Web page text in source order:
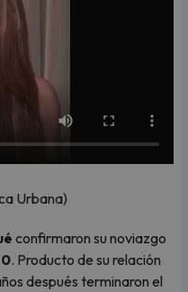
Urbana)
confirmaron su noviazgo
. Producto de su relación
después terminaron el